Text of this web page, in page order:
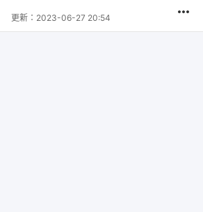
更新： 2023-06-27 20:54